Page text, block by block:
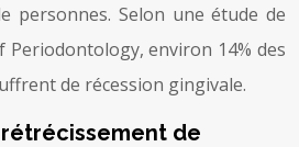
personnes. Selon une étude de
Periodontology, environ 14% des
de récession gingivale.
rétrécissement de